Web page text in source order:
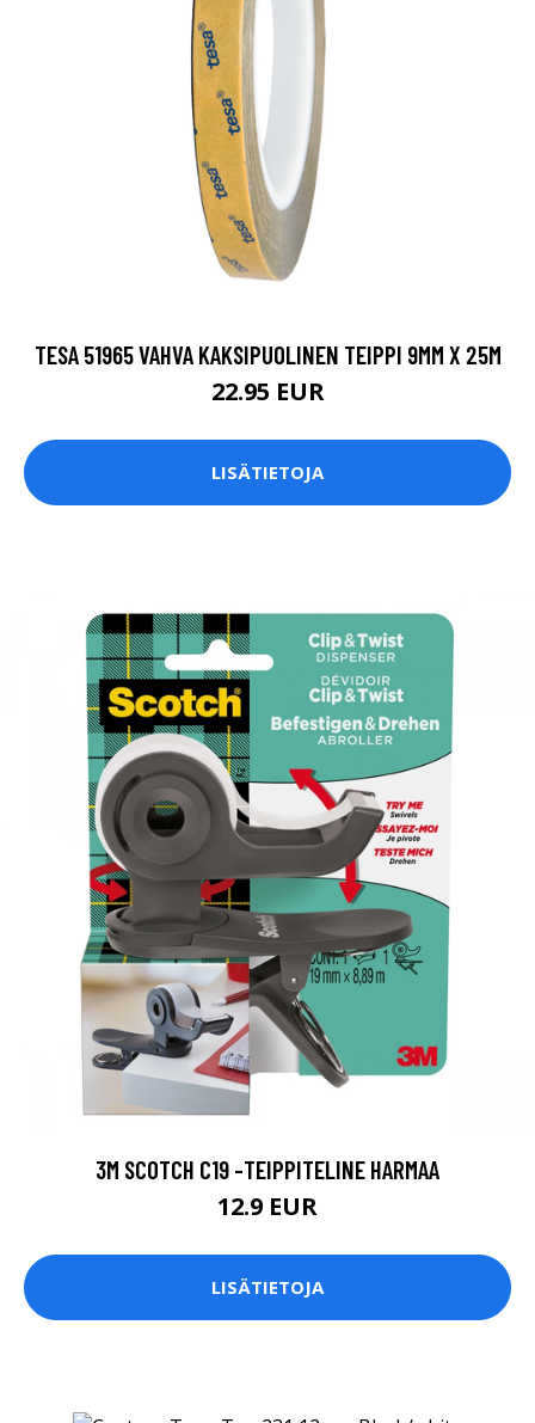
TESA 51965 VAHVA KAKSIPUOLINEN TEIPPI 9MM X 25M
22.95 EUR
LISÄTIETOJA
3M SCOTCH C19 -TEIPPITELINE HARMAA
12.9 EUR
LISÄTIETOJA